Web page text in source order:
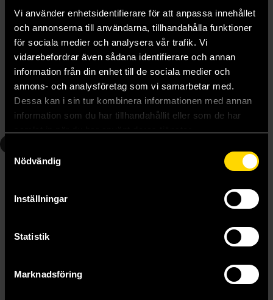
Vi använder enhetsidentifierare för att anpassa innehållet
och annonserna till användarna, tillhandahålla funktioner
för sociala medier och analysera vår trafik. Vi
vidarebefordrar även sådana identifierare och annan
information från din enhet till de sociala medier och
annons- och analysföretag som vi samarbetar med.
Dessa kan i sin tur kombinera informationen med annan
information som du har tillhandahållit eller som de har
Nödvändig
Inställningar
Statistik
Marknadsföring
Valour
John Gwynne
199 kr
Beställ
Ruin
John Gwynne
199 kr
Längre leveranstid
Beställ